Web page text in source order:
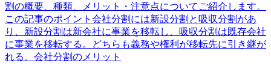
割の概要、種類、メリット・注意点についてご紹介します。
この記事のポイント会社分割には新設分割と吸収分割があ
り、新設分割は新会社に事業を移転し、吸収分割は既存会社
に事業を移転する。どちらも義務や権利が移転先に引き継が
れる。会社分割のメリット